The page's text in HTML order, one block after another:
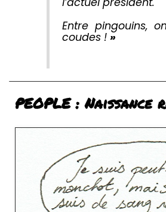
Entre pingouins,
coudes ! »
PEOPLE : Naissance